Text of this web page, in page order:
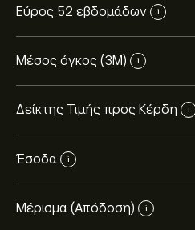
Εύρος 52 εβδομάδων i
Μέσος όγκος (3Μ) i
Δείκτης Τιμής προς Κέρδη i
Έσοδα i
Μέρισμα (Απόδοση) i